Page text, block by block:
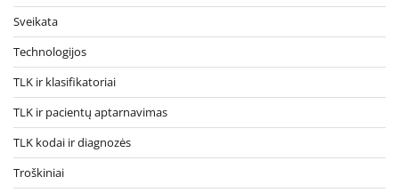
Sveikata
Technologijos
TLK ir klasifikatoriai
TLK ir pacientų aptarnavimas
TLK kodai ir diagnozės
Troškiniai